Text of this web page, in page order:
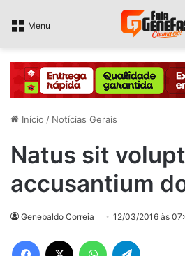
Menu
Início / Notícias Gerais
Natus sit
accusantium
Genebaldo Correia 12/03/2016 às
Facebook WhatsApp